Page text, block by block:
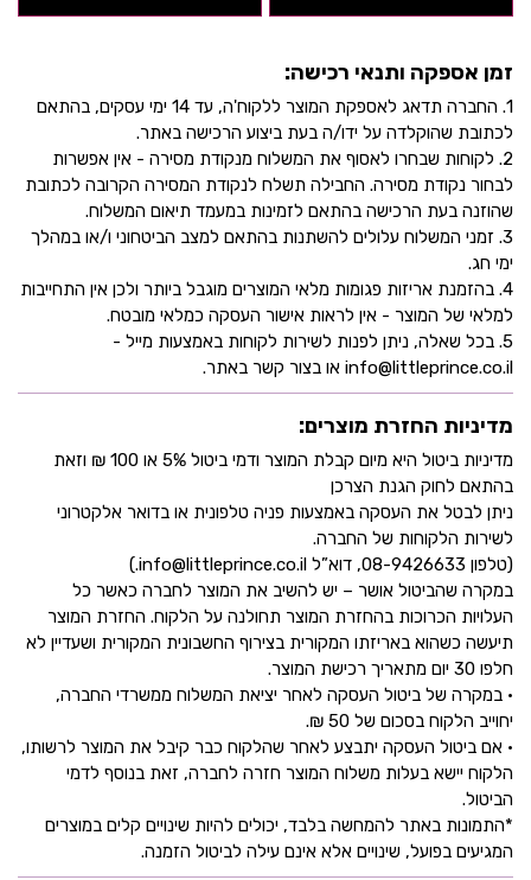
זמן אספקה ותנאי רכישה:
1. החברה תדאג לאספקת המוצר ללקוח'ה, עד 14 ימי עסקים, בהתאם
לכתובת שהוקלדה על ידו/ה בעת ביצוע הרכישה באתר.
2. לקוחות שבחרו לאסוף את המשלוח מנקודת מסירה - אין אפשרות
לבחור נקודת מסירה. החבילה תשלח לנקודת המסירה הקרובה לכתובת
שהוזנה בעת הרכישה בהתאם לזמינות במעמד תיאום המשלוח.
3. זמני המשלוח עלולים להשתנות בהתאם למצב הביטחוני ו/או במהלך
ימי חג.
4. בהזמנת אריזות פגומות מלאי המוצרים מוגבל ביותר ולכן אין התחייבות
למלאי של המוצר - אין לראות אישור העסקה כמלאי מובטח.
5. בכל שאלה, ניתן לפנות לשירות לקוחות באמצעות מייל -
info@littleprince.co.il או בצור קשר באתר.
מדיניות החזרת מוצרים:
מדיניות ביטול היא מיום קבלת המוצר ודמי ביטול 5% או 100 ₪ וזאת
בהתאם לחוק הגנת הצרכן
ניתן לבטל את העסקה באמצעות פניה טלפונית או בדואר אלקטרוני
לשירות הלקוחות של החברה.
(טלפון 08-9426633, דוא”ל info@littleprince.co.il.)
במקרה שהביטול אושר – יש להשיב את המוצר לחברה כאשר כל
העלויות הכרוכות בהחזרת המוצר תחולנה על הלקוח. החזרת המוצר
תיעשה כשהוא באריזתו המקורית בצירוף החשבונית המקורית ושעדיין לא
חלפו 30 יום מתאריך רכישת המוצר.
• במקרה של ביטול העסקה לאחר יציאת המשלוח ממשרדי החברה,
יחוייב הלקוח בסכום של 50 ₪.
• אם ביטול העסקה יתבצע לאחר שהלקוח כבר קיבל את המוצר לרשותו,
הלקוח יישא בעלות משלוח המוצר חזרה לחברה, זאת בנוסף לדמי
הביטול.
*התמונות באתר להמחשה בלבד, יכולים להיות שינויים קלים במוצרים
המגיעים בפועל, שינויים אלא אינם עילה לביטול הזמנה.